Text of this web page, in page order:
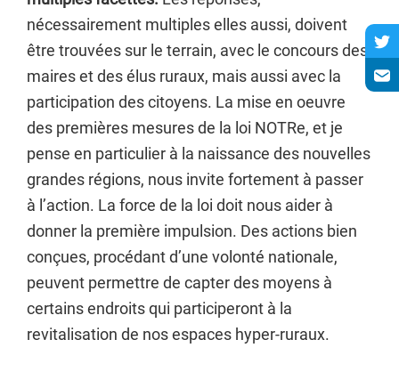
nécessairement multiples elles aussi, doivent
être trouvées sur le terrain, avec le concours des
maires et des élus ruraux, mais aussi avec la
participation des citoyens. La mise en oeuvre
des premières mesures de la loi NOTRe, et je
pense en particulier à la naissance des nouvelles
grandes régions, nous invite fortement à passer
à l’action. La force de la loi doit nous aider à
donner la première impulsion. Des actions bien
conçues, procédant d’une volonté nationale,
peuvent permettre de capter des moyens à
certains endroits qui participeront à la
revitalisation de nos espaces hyper-ruraux.